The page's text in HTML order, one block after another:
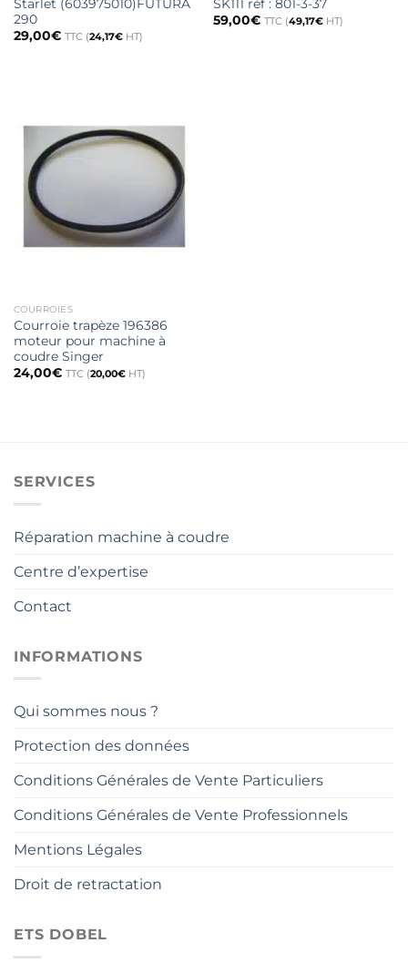
Starlet (603975010)FUTURA
290
29,00€ TTC (24,17€HT)
SK111 réf : 801-3-37
59,00€ TTC (49,17€HT)
COURROIES
Courroie trapèze 196386
moteur pour machine à
coudre Singer
24,00€ TTC (20,00€HT)
SERVICES
Réparation machine à coudre
Centre d’expertise
Contact
INFORMATIONS
Qui sommes nous ?
Protection des données
Conditions Générales de Vente Particuliers
Conditions Générales de Vente Professionnels
Mentions Légales
Droit de retractation
ETS DOBEL